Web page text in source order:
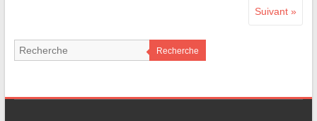
Suivant »
Recherche